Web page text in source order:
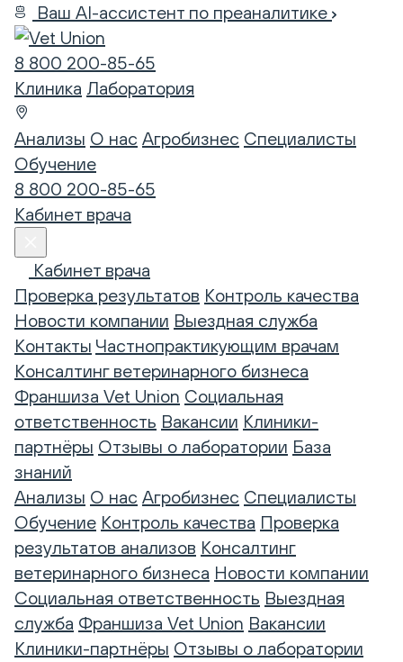
Ваш AI-ассистент по преаналитике
8 800 200-85-65
Клиника Лаборатория
Анализы О нас Агробизнес Специалисты
Обучение
8 800 200-85-65
Кабинет врача
Кабинет врача
Проверка результатов Контроль качества
Новости компании Выездная служба
Контакты Частнопрактикующим врачам
Консалтинг ветеринарного бизнеса
Франшиза Vet Union Социальная
ответственность Вакансии Клиники-
партнёры Отзывы о лаборатории База
знаний
Анализы О нас Агробизнес Специалисты
Обучение Контроль качества Проверка
результатов анализов Консалтинг
ветеринарного бизнеса Новости компании
Социальная ответственность Выездная
служба Франшиза Vet Union Вакансии
Клиники-партнёры Отзывы о лаборатории